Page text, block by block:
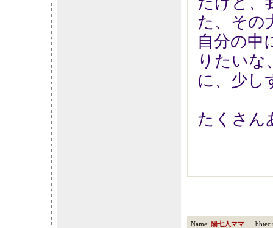
た、その
自分の中
りたいな
に、少し
たくさん
Name: 陽七人ママ